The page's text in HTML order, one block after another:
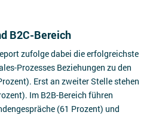
B2C-Bereich
zufolge dabei die erfolgreichste
Prozesses Beziehungen zu den
Erst an zweiter Stelle stehen
Im B2B-Bereich führen
(61 Prozent) und